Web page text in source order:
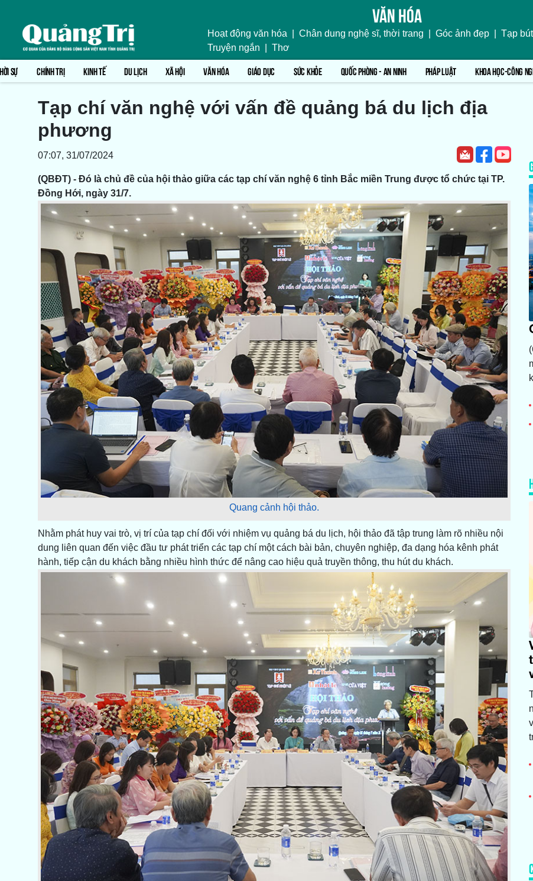
Văn hóa
Hoạt động văn hóa Chân dung nghệ sĩ, thời trang Góc ảnh đẹp Tạp bút
Truyện ngắn
Thơ
SỰ CHÍNH TRỊ KINH TẾ DU LỊCH XÃ HỘI VĂN HÓA GIÁO DỤC SỨC KHỎE QUỐC PHÒNG - AN NINH PHÁP LUẬT KHOA HỌC-CÔNG
Tạp chí văn nghệ với vấn đề quảng bá du lịch địa
phương
07:07, 31/07/2024
(QBĐT) - Đó là chủ đề của hội thảo giữa các tạp chí văn nghệ 6 tỉnh Bắc miền Trung được tổ chức tại TP.
Đồng Hới, ngày 31/7.
Quang cảnh hội thảo.
Nhằm phát huy vai trò, vị trí của tạp chí đối với nhiệm vụ quảng bá du lịch, hội thảo đã tập trung làm rõ nhiều nội
dung liên quan đến việc đầu tư phát triển các tạp chí một cách bài bản, chuyên nghiệp, đa dạng hóa kênh phát
hành, tiếp cận du khách bằng nhiều hình thức để nâng cao hiệu quả truyền thông, thu hút du khách.